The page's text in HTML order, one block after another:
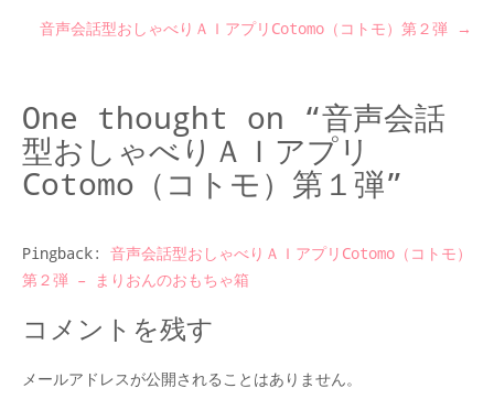
音声会話型おしゃべりＡＩアプリCotomo（コトモ）第２弾 →
One thought on “音声会話
型おしゃべりＡＩアプリ
Cotomo（コトモ）第１弾”
Pingback: 音声会話型おしゃべりＡＩアプリCotomo（コトモ）
第２弾 – まりおんのおもちゃ箱
コメントを残す
メールアドレスが公開されることはありません。